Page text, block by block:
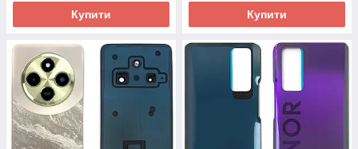
Купити Купити